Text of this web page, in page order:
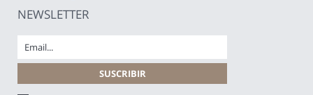
NEWSLETTER